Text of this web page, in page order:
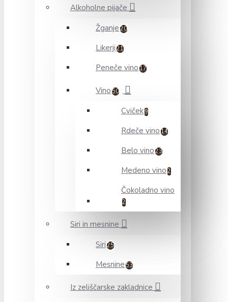
Alkoholne pijače
Žganje 20
Likerji 21
Peneče vino 17
Vino 50
Cviček 9
Rdeče vino 14
Belo vino 23
Medeno vino 2
Čokoladno vino
2
Siri in mesnine
Siri 25
Mesnine 53
Iz zeliščarske zakladnice